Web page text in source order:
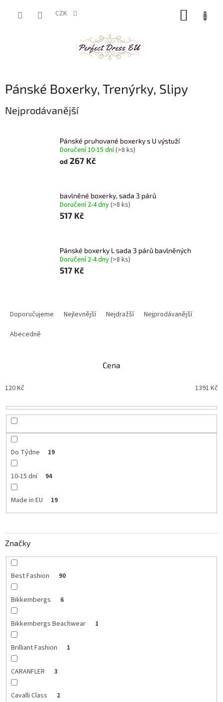
CZK
Pánské Boxerky, Trenýrky, Slipy
Nejprodávanější
Pánské pruhované boxerky s U výstuží
Doručení 10-15 dní(>8 ks)
od 267 Kč
bavlněné boxerky, sada 3 párů
Doručení 2-4 dny(>8 ks)
517 Kč
Pánské boxerky L sada 3 párů bavlněných
Doručení 2-4 dny(>8 ks)
517 Kč
o
u
t
Doporučujeme Nejlevnější Nejdražší
Nejprodávanější
Abecedně
Cena
120Kč 1391 Kč
Do Týdne 19
10-15 dní 94
Made in EU 19
Značky
Best Fashion 90
Bikkembergs 6
Bikkembergs Beachwear 1
Brilliant Fashion 1
CARANFLER 3
Cavalli Class 2